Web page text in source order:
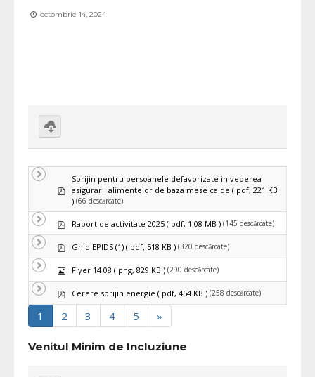
octombrie 14, 2024
pdf
Sprijin pentru persoanele defavorizate in vederea
asigurarii alimentelor de baza mese calde ( pdf, 221 KB
) (66 descărcate)
pdfRaport de activitate 2025 ( pdf, 1.08 MB ) (145 descărcate)
pdfGhid EPIDS (1) ( pdf, 518 KB ) (320 descărcate)
Imagine
Flyer 14 08 ( png, 829 KB ) (290 descărcate)
pdfCerere sprijin energie ( pdf, 454 KB ) (258 descărcate)
1 2 3 4 5 »
Venitul Minim de Incluziune